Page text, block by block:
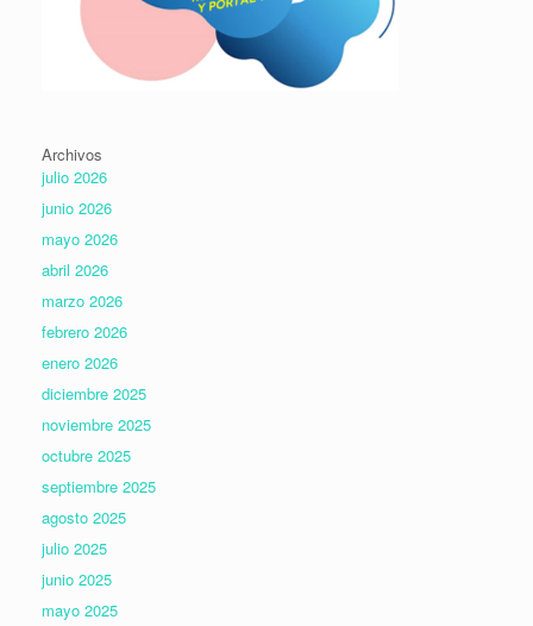
Archivos
julio 2026
junio 2026
mayo 2026
abril 2026
marzo 2026
febrero 2026
enero 2026
diciembre 2025
noviembre 2025
octubre 2025
septiembre 2025
agosto 2025
julio 2025
junio 2025
mayo 2025